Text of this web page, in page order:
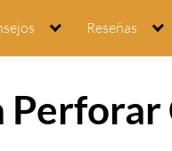
Reseñas